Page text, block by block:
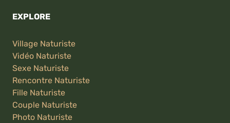
EXPLORE
Village Naturiste
Vidéo Naturiste
Sexe Naturiste
Rencontre Naturiste
Fille Naturiste
Couple Naturiste
Photo Naturiste